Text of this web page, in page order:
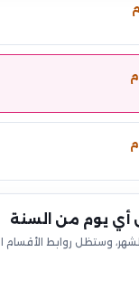
أي يوم من السنة
وستظل روابط الأقسام